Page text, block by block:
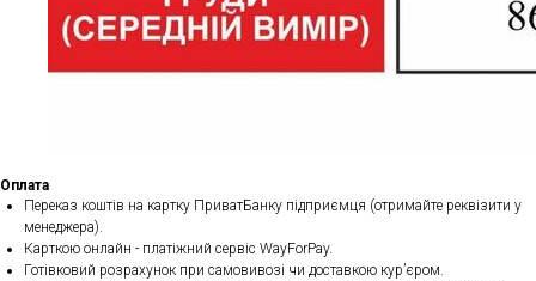
Оплата
Переказ коштів на картку ПриватБанку підприємця (отримайте реквізити у
менеджера).
Карткою онлайн - платіжний сервіс WayForPay.
Готівковий розрахунок при самовивозі чи доставкою кур’єром.